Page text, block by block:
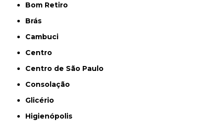
Bom Retiro
Brás
Cambuci
Centro
Centro de São Paulo
Consolação
Glicério
Higienópolis